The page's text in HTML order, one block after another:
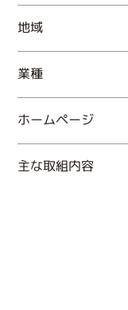
地域
業種
ホームページ
主な取組内容